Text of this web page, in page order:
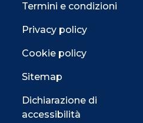
Termini e condizioni
Privacy policy
Cookie policy
Sitemap
Dichiarazione di
accessibilità